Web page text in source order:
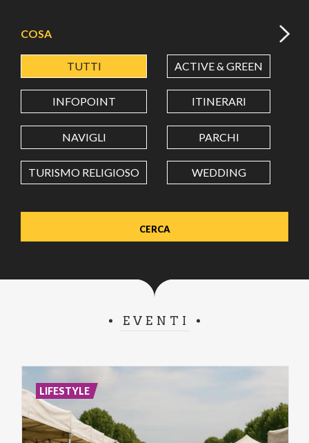
LATITUDINE
LONGITUDINE
Value in decimal degrees. Use dot (.) as decimal separator.
COSA
TUTTI ACTIVE & GREEN
INFOPOINT ITINERARI
NAVIGLI PARCHI
TURISMO RELIGIOSO WEDDING
EVENTI
LIFESTYLE